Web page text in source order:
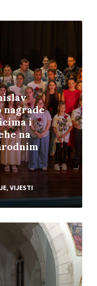
nagrade
i
na
, VIJESTI